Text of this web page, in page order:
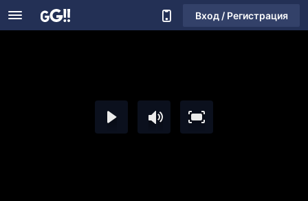
Вход / Регистрация